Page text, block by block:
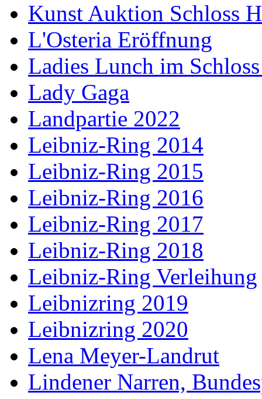
Kunst Auktion Schloss
L'Osteria Eröffnung
Ladies Lunch im
Lady Gaga
Landpartie 2022
Leibniz-Ring 2014
Leibniz-Ring 2015
Leibniz-Ring 2016
Leibniz-Ring 2017
Leibniz-Ring 2018
Leibniz-Ring Verleihung
Leibnizring 2019
Leibnizring 2020
Lena Meyer-Landrut
Lindener Narren,